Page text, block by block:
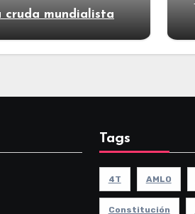
cruda mundialista
Tags
4T AMLO
Constitución